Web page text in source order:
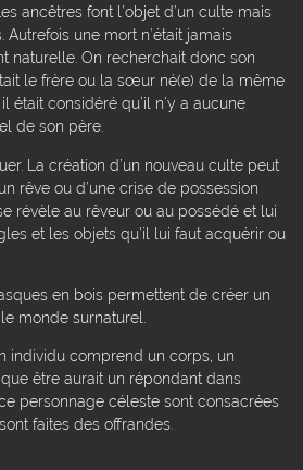
ancêtres font l’objet d’un culte mais
Autrefois une mort n’était jamais
naturelle. On recherchait donc son
le frère ou la sœur né(e) de la même
était considéré qu’il n’y a aucune
de son père.
La création d’un nouveau culte peut
rêve ou d’une crise de possession
révèle au rêveur ou au possédé et lui
et les objets qu’il lui faut acquérir ou
en bois permettent de créer un
monde surnaturel.
individu comprend un corps, un
être aurait un répondant dans
personnage céleste sont consacrées
faites des offrandes.